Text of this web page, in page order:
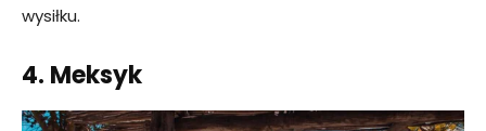
wysiłku.
4. Meksyk